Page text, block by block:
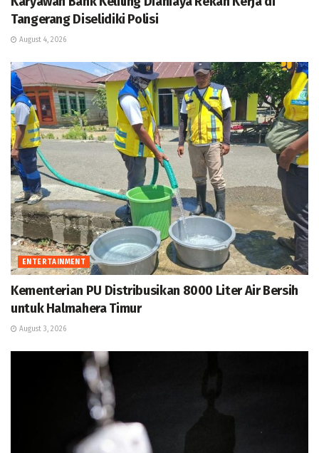
Tangerang Diselidiki Polisi
August 4, 2026
ENTERTAINMENT
Kementerian PU Distribusikan 8000 Liter Air Bersih
untuk Halmahera Timur
August 3, 2026